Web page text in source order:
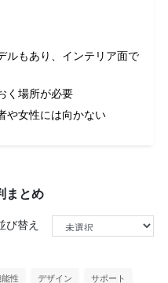
ルもあり、インテリア面で
く場所が必要
や女性には向かない
まとめ
び替え
性 デザイン サポート